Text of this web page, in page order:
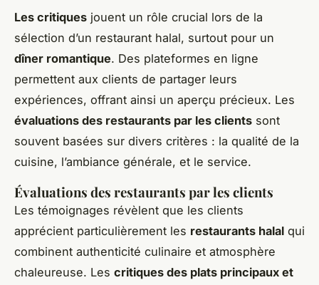
Les critiques jouent un rôle crucial lors de la
sélection d’un restaurant halal, surtout pour un
dîner romantique. Des plateformes en ligne
permettent aux clients de partager leurs
expériences, offrant ainsi un aperçu précieux. Les
évaluations des restaurants par les clients sont
souvent basées sur divers critères : la qualité de la
cuisine, l’ambiance générale, et le service.
Évaluations des restaurants par les clients
Les témoignages révèlent que les clients
apprécient particulièrement les restaurants halal qui
combinent authenticité culinaire et atmosphère
chaleureuse. Les critiques des plats principaux et